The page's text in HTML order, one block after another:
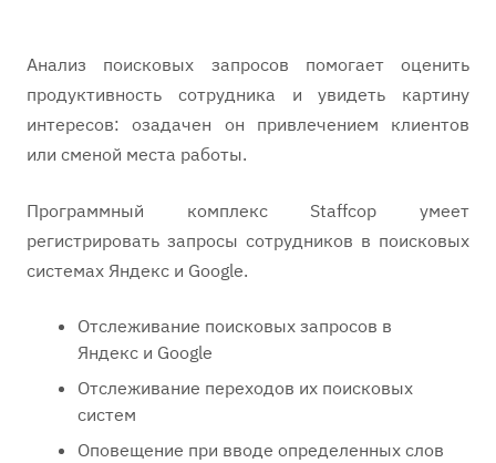
Анализ поисковых запросов помогает оценить
продуктивность сотрудника и увидеть картину
интересов: озадачен он привлечением клиентов
или сменой места работы.
Программный комплекс Staffcop умеет
регистрировать запросы сотрудников в поисковых
системах Яндекс и Google.
Отслеживание поисковых запросов в
Яндекс и Google
Отслеживание переходов их поисковых
систем
Оповещение при вводе определенных слов